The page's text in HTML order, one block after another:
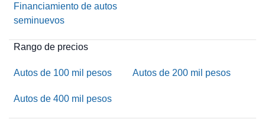
Financiamiento de autos
seminuevos
Rango de precios
Autos de 100 mil pesos Autos de 200 mil pesos
Autos de 400 mil pesos